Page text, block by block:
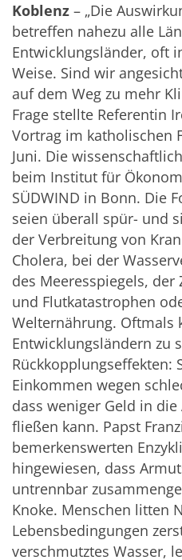
Koblenz – „Die
betreffen nahezu alle
Entwicklungsländer, oft
Weise. Sind wir
auf dem Weg zu mehr
Frage stellte Referentin
Vortrag im katholischen
Juni. Die
beim Institut für
SÜDWIND in Bonn. Die
seien überall spür- und
der Verbreitung von
Cholera, bei der
des Meeresspiegels,
und Flutkatastrophen
Welternährung. Oftmals
Entwicklungsländern zu
Rückkopplungseffekten:
Einkommen wegen
dass weniger Geld in
fließen kann. Papst
bemerkenswerten
hingewiesen, dass
untrennbar
Knoke. Menschen litten
Lebensbedingungen
verschmutztes Wasser,